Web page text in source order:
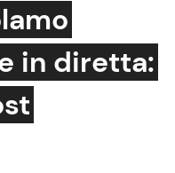
e TV
VIP
in diretta: